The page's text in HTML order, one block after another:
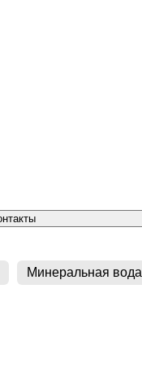
Минеральная вода